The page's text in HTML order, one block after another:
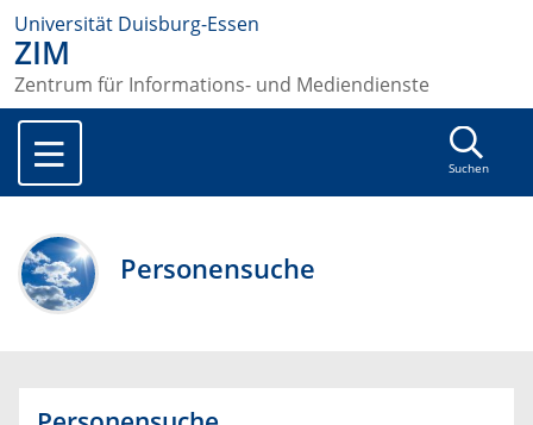
Universität Duisburg-Essen
ZIM
Zentrum für Informations- und Mediendienste
Suchen
Personensuche